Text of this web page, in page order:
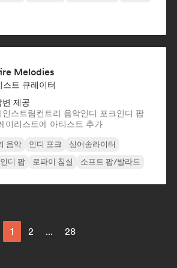
Melodies
스트 큐레이터
제공
스트림컨트리 음악인디 포크인디 팝
이리스트에 아티스트 추가
음악 인디 포크
싱어송라이터
인디 팝 로파이 침실 소프트 팝/발라드
1 2 ... 28